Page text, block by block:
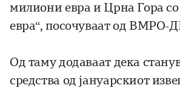
милиони евра и Црна Гора
евра“, посочуваат од
Од таму додаваат дека
средства од јануарскиот